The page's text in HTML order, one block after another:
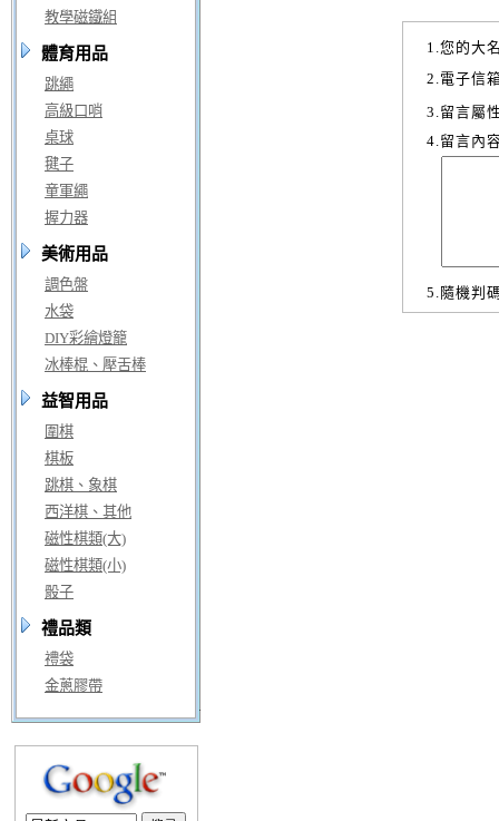
教學磁鐵組
體育用品
跳繩
高級口哨
桌球
毽子
童軍繩
握力器
美術用品
調色盤
水袋
DIY彩繪燈籠
冰棒棍、壓舌棒
益智用品
圍棋
棋板
跳棋、象棋
西洋棋、其他
磁性棋類(大)
磁性棋類(小)
骰子
禮品類
禮袋
金蔥膠帶
1.您的大
2.電子信
3.留言屬
4.留言內
5.隨機判